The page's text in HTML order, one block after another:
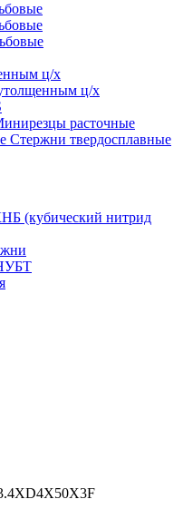
ц/х
ц/х
расточные
Cтержни твердосплавные
(кубический нитрид